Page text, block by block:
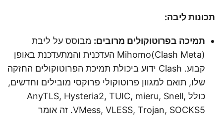
תכונות ליבה:
תמיכה בפרוטוקולים מרובים: מבוסס על ליבת
Mihomo(Clash Meta) העדכנית והמתעדכנת באופן
קבוע. Clash ידוע ביכולת תמיכת הפרוטוקולים החזקה
שלו, תואם למגוון פרוטוקולי פרוקסי מובילים וחדשים,
כולל AnyTLS, Hysteria2, TUIC, mieru, Snell,
VMess, VLESS, Trojan, SOCKS5. זה אומר